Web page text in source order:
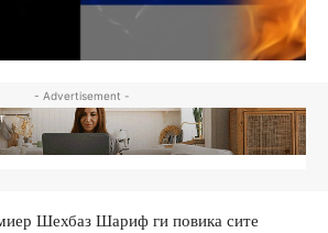
- Advertisement -
Шехбаз Шариф ги повика сите